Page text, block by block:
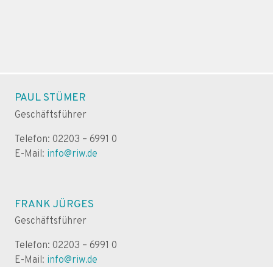
PAUL STÜMER
Geschäftsführer
Telefon: 02203 – 6991 0
E-Mail: info@riw.de
FRANK JÜRGES
Geschäftsführer
Telefon: 02203 – 6991 0
E-Mail: info@riw.de